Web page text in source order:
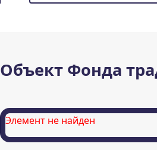
Объект Фонда
Элемент не найден